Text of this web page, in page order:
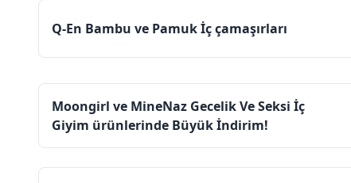
Q-En Bambu ve Pamuk İç çamaşırları
Moongirl ve MineNaz Gecelik Ve Seksi İç
Giyim ürünlerinde Büyük İndirim!